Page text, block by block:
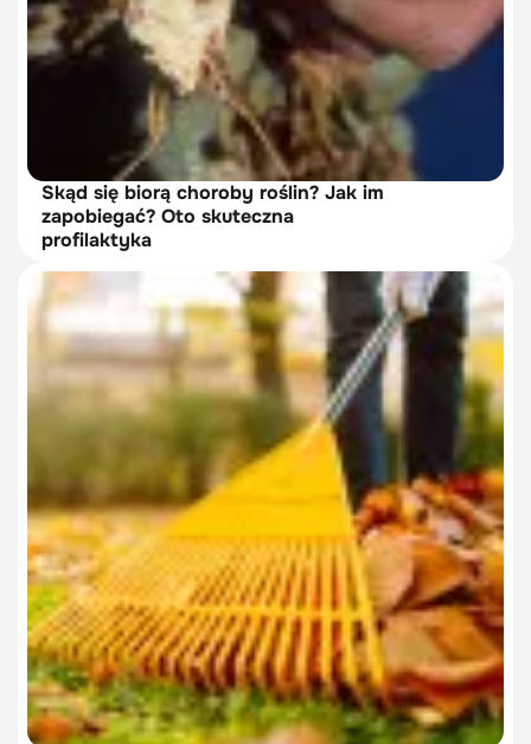
Skąd się biorą choroby roślin? Jak im
zapobiegać? Oto skuteczna
profilaktyka